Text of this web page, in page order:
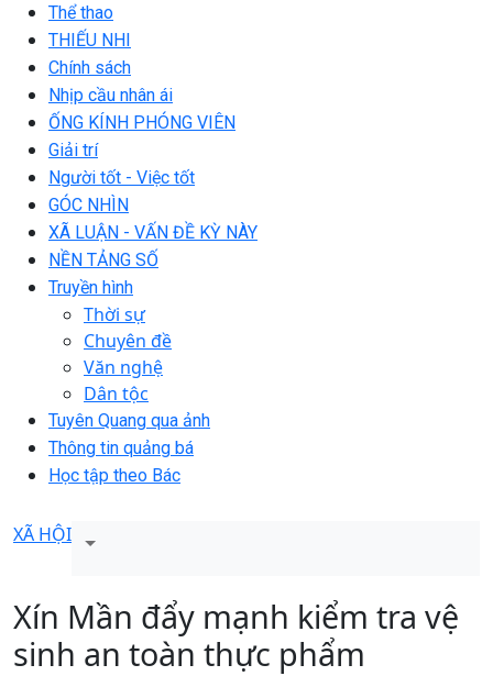
Thể thao
THIẾU NHI
Chính sách
Nhịp cầu nhân ái
ỐNG KÍNH PHÓNG VIÊN
Giải trí
Người tốt - Việc tốt
GÓC NHÌN
XÃ LUẬN - VẤN ĐỀ KỲ NÀY
NỀN TẢNG SỐ
Truyền hình
Thời sự
Chuyên đề
Văn nghệ
Dân tộc
Tuyên Quang qua ảnh
Thông tin quảng bá
Học tập theo Bác
XÃ HỘI
Xín Mần đẩy mạnh kiểm tra vệ
sinh an toàn thực phẩm